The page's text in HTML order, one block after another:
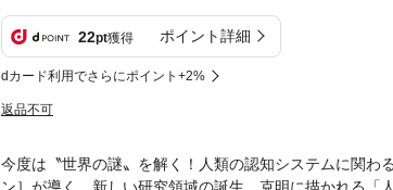
22pt獲得 ポイント詳細
dカード利用でさらにポイント+2%
返品不可
今度は〝世界の謎〟を解く！人類の認知システムに関わ